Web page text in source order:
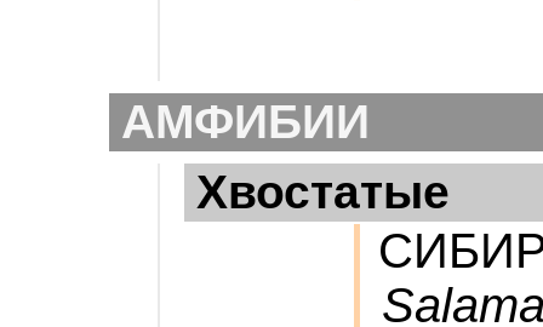
АМФИБИИ
Хвостатые